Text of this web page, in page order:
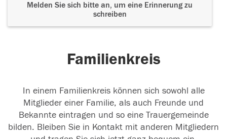
Melden Sie sich bitte an, um eine Erinnerung zu
schreiben
Familienkreis
In einem Familienkreis können sich sowohl alle
Mitglieder einer Familie, als auch Freunde und
Bekannte eintragen und so eine Trauergemeinde
bilden. Bleiben Sie in Kontakt mit anderen Mitgliedern